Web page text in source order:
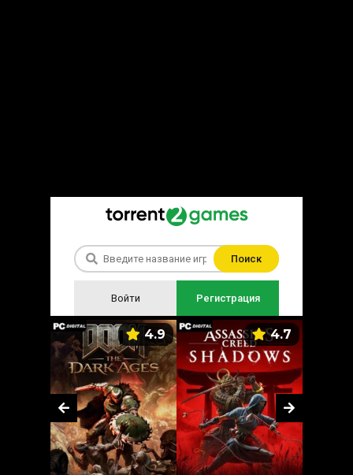
Поиск
Войти Регистрация
4.9 4.7